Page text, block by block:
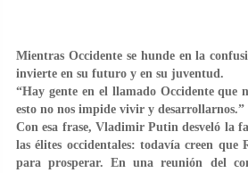
Mientras Occidente se hunde en la
invierte en su futuro y en su juventud.
“Hay gente en el llamado Occidente que
esto no nos impide vivir y desarrollarnos.”
Con esa frase, Vladimir Putin desveló la
las élites occidentales: todavía creen que
para prosperar. En una reunión del